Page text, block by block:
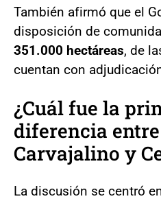
También afirmó que el
disposición de
351.000 hectáreas, de
cuentan con
¿Cuál fue la
diferencia
Carvajalino y
La discusión se centró